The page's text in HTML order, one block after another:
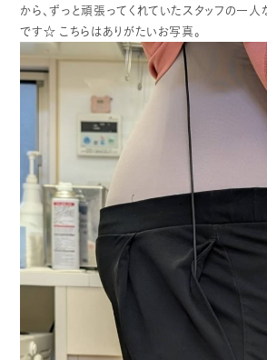
から、ずっと頑張ってくれていたスタッフの一人
です☆ こちらはありがたいお写真。